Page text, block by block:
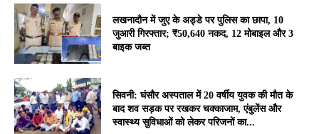
लखनादौन में जुए के अड्डे पर पुलिस का छापा, 10
जुआरी गिरफ्तार; ₹50,640 नकद, 12 मोबाइल और 3
बाइक जब्त
सिवनी: घंसौर अस्पताल में 20 वर्षीय युवक की मौत के
बाद शव सड़क पर रखकर चक्काजाम, एंबुलेंस और
स्वास्थ्य सुविधाओं को लेकर परिजनों का...